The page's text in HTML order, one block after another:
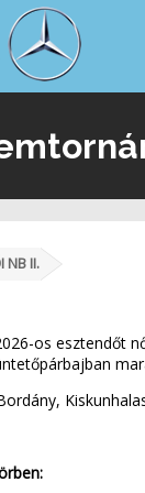
NB II.
os esztendőt